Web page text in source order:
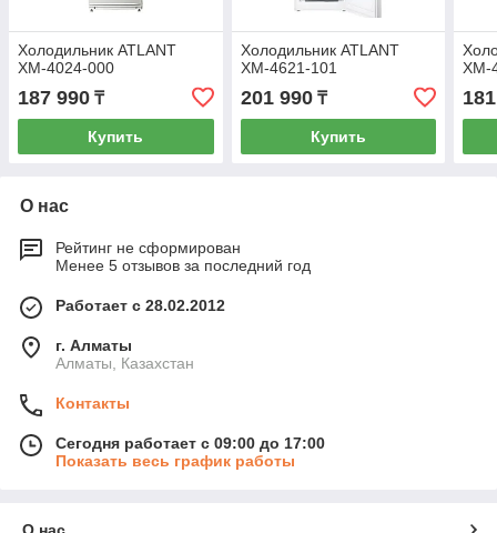
Холодильник ATLANT
ХМ-4024-000
187 990 ₸
Купить
Холодильник ATLANT
ХМ-4621-101
201 990₸
Купить
ХМ-
О нас
Рейтинг не сформирован
Менее 5 отзывов за последний год
Работает с 28.02.2012
г. Алматы
Алматы, Казахстан
Контакты
Сегодня работает с 09:00 до 17:00
Показать весь график работы